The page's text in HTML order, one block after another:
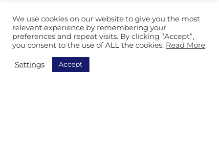
À propos d’Isitec
Références
Informations de contact
We use cookies on our website to give you the most
relevant experience by remembering your
preferences and repeat visits. By clicking “Accept”,
you consent to the use of ALL the cookies. Read More
Settings Accept